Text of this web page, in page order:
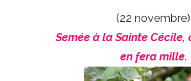
(22 novembre).
Semée à la Sainte Cécile,
en fera mille.